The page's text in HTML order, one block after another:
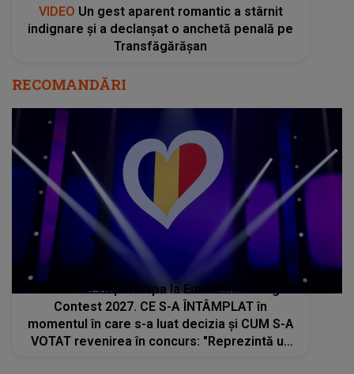
VIDEO Un gest aparent romantic a stârnit
indignare și a declanșat o anchetă penală pe
Transfăgărășan
RECOMANDĂRI
România va participa la Eurovision Song
Contest 2027. CE S-A ÎNTÂMPLAT în
momentul în care s-a luat decizia și CUM S-A
VOTAT revenirea în concurs: "Reprezintă un